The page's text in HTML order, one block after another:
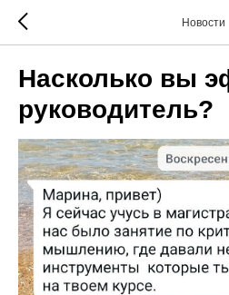
Новости
Насколько вы
руководитель?